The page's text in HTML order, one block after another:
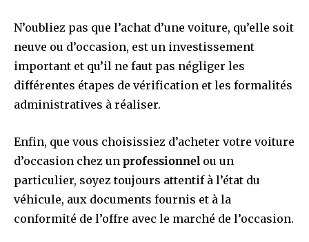
N’oubliez pas que l’achat d’une voiture, qu’elle soit
neuve ou d’occasion, est un investissement
important et qu’il ne faut pas négliger les
différentes étapes de vérification et les formalités
administratives à réaliser.
Enfin, que vous choisissiez d’acheter votre voiture
d’occasion chez un professionnel ou un
particulier, soyez toujours attentif à l’état du
véhicule, aux documents fournis et à la
conformité de l’offre avec le marché de l’occasion.